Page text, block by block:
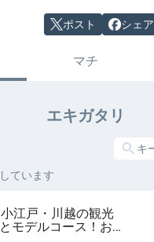
ポスト シェア
マチ
エキガタリ
ています
小江戸・川越の観光
モデルコース！お